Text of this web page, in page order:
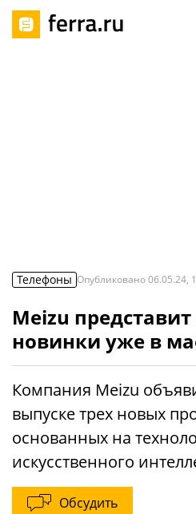
Телефоны Опубликовано06.05.24,
Meizu
новинки уже в
Компания Meizu
выпуске трех новых
основанных на
искусственного
Обсудить